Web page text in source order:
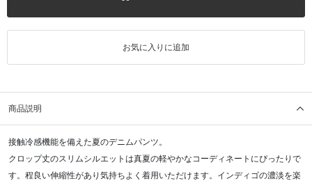
お気に入りに追加
商品説明
接触冷感機能を備えた夏のデニムパンツ。
クロップ丈のスリムシルエットは真夏の軽やかなコーディネートにぴったりで
す。程良い伸縮性があり気持ちよく着用いただけます。インディゴの濃淡を楽